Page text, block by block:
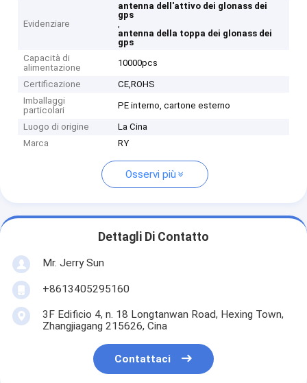
Evidenziare
antenna dell'attivo dei glonass dei
gps
,
antenna della toppa dei glonass dei
gps
Capacità di
alimentazione
10000pcs
Certificazione
CE,ROHS
Imballaggi
particolari
PE interno, cartone esterno
Luogo di origine
La Cina
Marca
RY
Osservi più
Dettagli Di Contatto
Mr. Jerry Sun
+8613405295160
3F Edificio 4, n. 18 Longtanwan Road, Hexing Town,
Zhangjiagang 215626, Cina
Contattaci